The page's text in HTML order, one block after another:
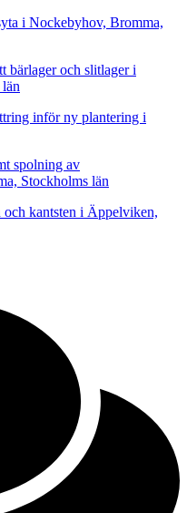
i Nockebyhov, Bromma,
bärlager och slitlager i
inför ny plantering i
spolning av
Stockholms län
kantsten i Äppelviken,